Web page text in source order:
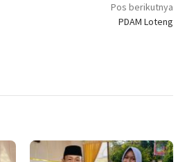
Pos berikutnya
PDAM Loteng